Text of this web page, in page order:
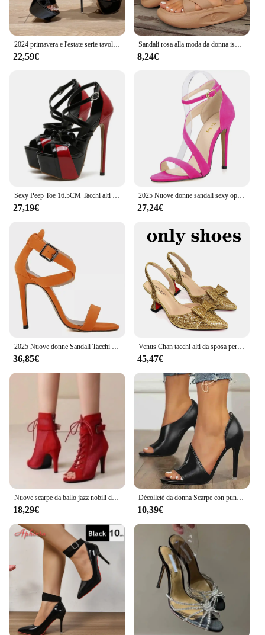
22,59€
Sandali rosa alla moda da donna ispessiti ed elevati, comodi e morbidi, di tendenza, per l'estate
8,24€
27,19€
2025 Nuove donne sandali sexy open toe cinturini alla caviglia tacchi alti tacchi a spillo scarpe da sposa in pelle scamosciata 11 cm sandali sottili 102-8VE
27,24€
36,85€
Venus Chan tacchi alti da sposa per donna 2023 punta a punta con fiocchi Set di scarpe e borse da sposa eleganti con strass Color oro
45,47€
18,29€
Décolleté da donna Scarpe con punta aperta Tacchi alti neri sexy con punta aperta da donna Talon Femme 735
10,39€